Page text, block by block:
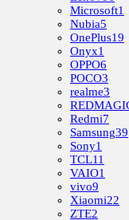
Microsoft1
Nubia5
OnePlus19
Onyx1
OPPO6
POCO3
realme3
Redmi7
Samsung39
Sony1
TCL11
VAIO1
vivo9
Xiaomi22
ZTE2